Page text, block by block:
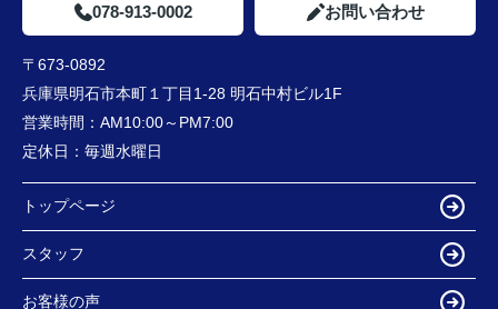
078-913-0002 お問い合わせ
〒673-0892
兵庫県明石市本町１丁目1-28 明石中村ビル1F
営業時間： AM10:00～PM7:00
定休日： 毎週水曜日
トップページ
スタッフ
お客様の声